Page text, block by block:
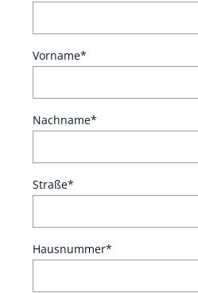
Vorname*
Nachname*
Straße*
Hausnummer*